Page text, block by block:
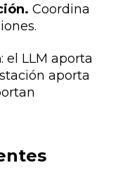
Coordina
: el LLM aporta
aporta